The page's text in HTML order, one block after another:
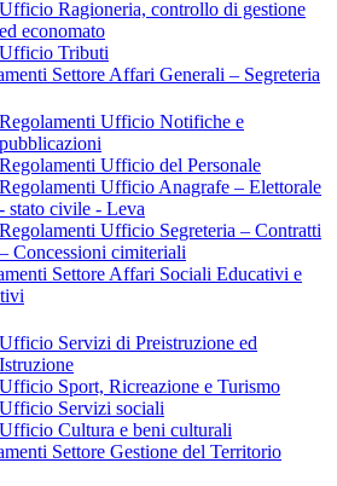
Ufficio Ragioneria, controllo di gestione
ed economato
Ufficio Tributi
Settore Affari Generali – Segreteria
Regolamenti Ufficio Notifiche e
pubblicazioni
Regolamenti Ufficio del Personale
Regolamenti Ufficio Anagrafe – Elettorale
- stato civile - Leva
Regolamenti Ufficio Segreteria – Contratti
– Concessioni cimiteriali
Settore Affari Sociali Educativi e
Ufficio Servizi di Preistruzione ed
Istruzione
Ufficio Sport, Ricreazione e Turismo
Ufficio Servizi sociali
Ufficio Cultura e beni culturali
Settore Gestione del Territorio